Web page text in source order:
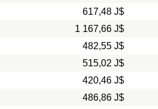
617,48 J$
1 167,66 J$
482,55 J$
515,02 J$
420,46 J$
486,86 J$